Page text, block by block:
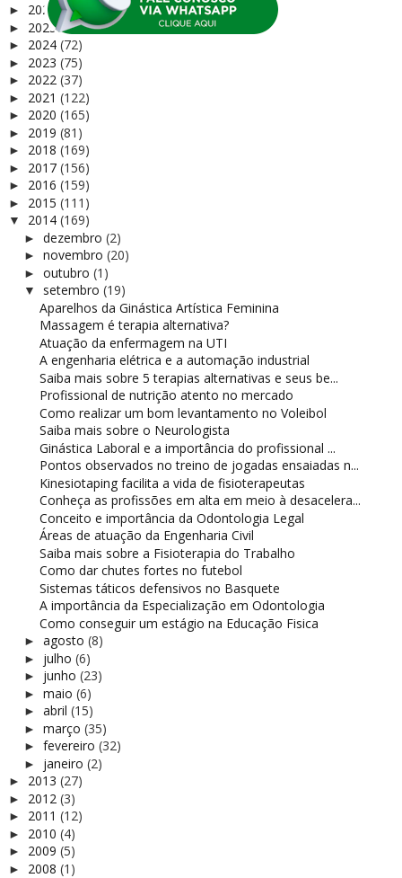
► 2026(9)
► 2025(68)
► 2024 (72)
► 2023 (75)
► 2022 (37)
► 2021 (122)
► 2020 (165)
► 2019 (81)
► 2018 (169)
► 2017 (156)
► 2016 (159)
► 2015 (111)
▼ 2014 (169)
► dezembro (2)
► novembro (20)
► outubro (1)
▼ setembro (19)
Aparelhos da Ginástica Artística Feminina
Massagem é terapia alternativa?
Atuação da enfermagem na UTI
A engenharia elétrica e a automação industrial
Saiba mais sobre 5 terapias alternativas e seus be...
Profissional de nutrição atento no mercado
Como realizar um bom levantamento no Voleibol
Saiba mais sobre o Neurologista
Ginástica Laboral e a importância do profissional ...
Pontos observados no treino de jogadas ensaiadas n...
Kinesiotaping facilita a vida de fisioterapeutas
Conheça as profissões em alta em meio à desacelera...
Conceito e importância da Odontologia Legal
Áreas de atuação da Engenharia Civil
Saiba mais sobre a Fisioterapia do Trabalho
Como dar chutes fortes no futebol
Sistemas táticos defensivos no Basquete
A importância da Especialização em Odontologia
Como conseguir um estágio na Educação Fisica
► agosto (8)
► julho (6)
► junho (23)
► maio (6)
► abril (15)
► março (35)
► fevereiro (32)
► janeiro (2)
► 2013 (27)
► 2012 (3)
► 2011 (12)
► 2010 (4)
► 2009 (5)
► 2008 (1)